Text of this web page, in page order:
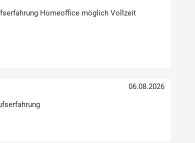
Homeoffice möglich Vollzeit
06.08.2026